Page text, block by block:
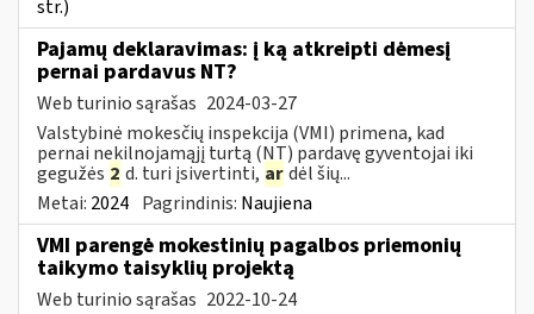
str.)
Pajamų deklaravimas: į ką atkreipti dėmesį
pernai pardavus NT?
Web turinio sąrašas 2024-03-27
Valstybinė mokesčių inspekcija (VMI) primena, kad
pernai nekilnojamąjį turtą (NT) pardavę gyventojai iki
gegužės 2 d. turi įsivertinti, ardėl šių...
Metai: 2024 Pagrindinis: Naujiena
VMI parengė mokestinių pagalbos priemonių
taikymo taisyklių projektą
Web turinio sąrašas 2022-10-24